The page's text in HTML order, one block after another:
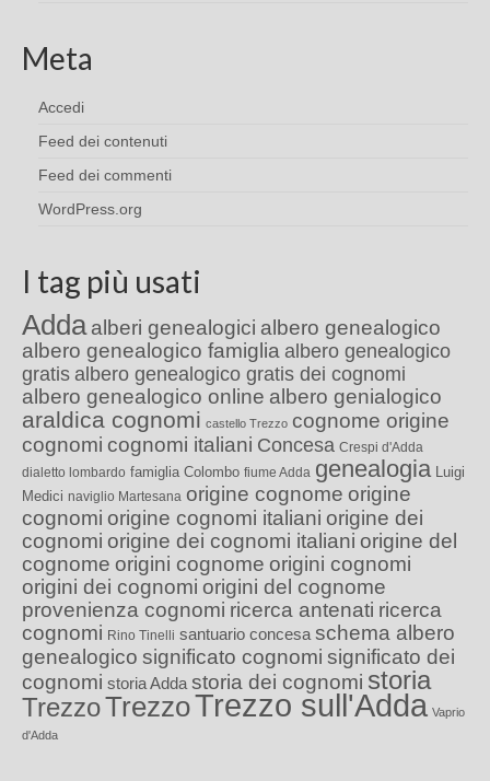
Meta
Accedi
Feed dei contenuti
Feed dei commenti
WordPress.org
I tag più usati
Adda alberi genealogici albero genealogico
albero genealogico famiglia albero genealogico
gratis albero genealogico gratis dei cognomi
albero genealogico online albero genialogico
araldica cognomi castello Trezzo cognome origine
cognomi cognomi italiani Concesa Crespi d'Adda
dialetto lombardo famiglia Colombo fiume Adda genealogia Luigi
Medici naviglio Martesana origine cognome origine
cognomi origine cognomi italiani origine dei
cognomi origine dei cognomi italiani origine del
cognome origini cognome origini cognomi
origini dei cognomi origini del cognome
provenienza cognomi ricerca antenati ricerca
cognomi Rino Tinelli santuario concesa schema albero
genealogico significato cognomi significato dei
cognomi storia Adda storia dei cognomi storia
TrezzoTrezzoTrezzo sull'Adda Vaprio
d'Adda